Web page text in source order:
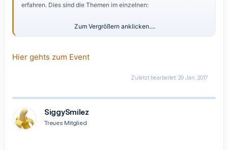
erfahren. Dies sind die Themen im einzelnen:
Der Broker
Broker vs. Bank
Zum Vergrößern anklicken....
Hier gehts zum Event
Zuletzt bearbeitet: 29 Jan. 2017
SiggySmilez
Treues Mitglied